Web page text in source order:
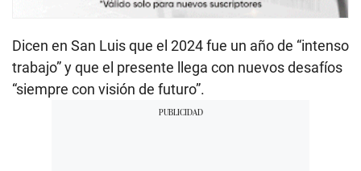
Dicen en San Luis que el 2024 fue un año de “intenso
trabajo” y que el presente llega con nuevos desafíos
“siempre con visión de futuro”.